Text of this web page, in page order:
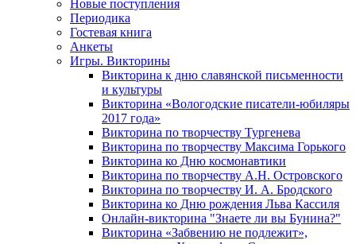
Новые поступления
Периодика
Гостевая книга
Анкеты
Игры. Викторины
Викторина к дню славянской письменности
и культуры
Викторина «Вологодские писатели-юбиляры
2017 года»
Викторина по творчеству Тургенева
Викторина по творчеству Максима Горького
Викторина ко Дню космонавтики
Викторина по творчеству А.Н. Островского
Викторина по творчеству И. А. Бродского
Викторина ко Дню рождения Льва Кассиля
Онлайн-викторина "Знаете ли вы Бунина?"
Викторина «Забвению не подлежит»,